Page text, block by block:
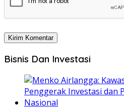
Bisnis Dan Investasi